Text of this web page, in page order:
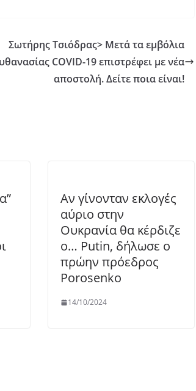
Σωτήρης Τσιόδρας> Μετά τα εμβόλια
COVID-19 επιστρέφει με νέα
αποστολή. Δείτε ποια είναι!
Αν γίνονταν εκλογές
αύριο στην
Ουκρανία θα κέρδιζε
ο… Putin, δήλωσε ο
πρώην πρόεδρος
Porosenko
14/10/2024